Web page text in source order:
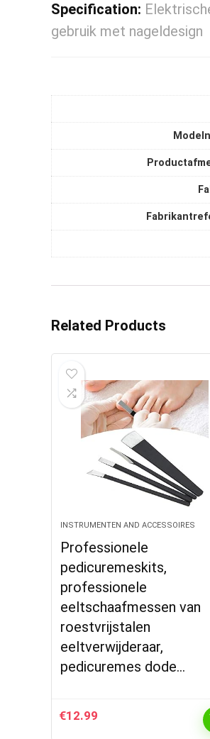
Specification:
gebruik met nageldesign
Related Products
INSTRUMENTEN AND ACCESSOIRES
Professionele
pedicuremeskits,
professionele
eeltschaafmessen van
roestvrijstalen
eeltverwijderaar,
pedicuremes dode…
€12.99